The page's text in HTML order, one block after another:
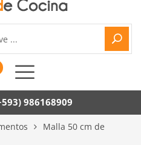
986168909
Malla 50 cm de